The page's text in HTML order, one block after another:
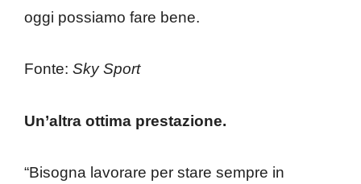
oggi possiamo fare bene.
Fonte: Sky Sport
Un’altra ottima prestazione.
“Bisogna lavorare per stare sempre in